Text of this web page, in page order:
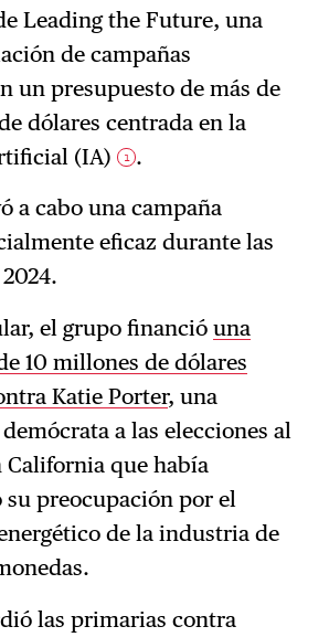
Leading the Future, una
de campañas
un presupuesto de más de
dólares centrada en la
(IA) 1 .
a cabo una campaña
eficaz durante las
el grupo financió una
10 millones de dólares
Katie Porter, una
a las elecciones al
California que había
su preocupación por el
de la industria de
las primarias contra